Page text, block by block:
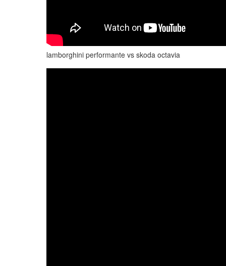
lamborghini performante vs skoda octavia